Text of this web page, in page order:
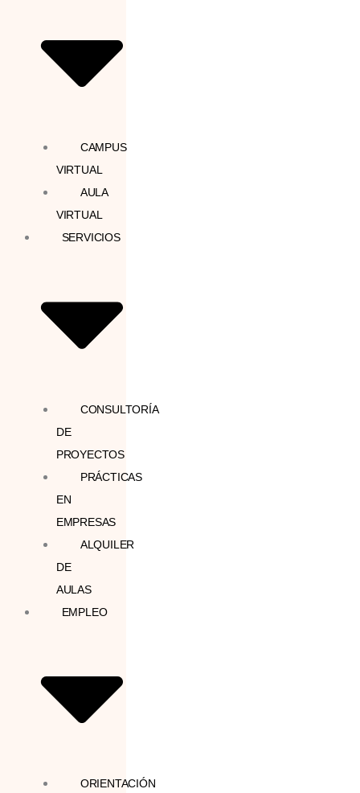
CAMPUS
VIRTUAL
AULA
VIRTUAL
SERVICIOS
CONSULTORÍA
DE
PROYECTOS
PRÁCTICAS
EN
EMPRESAS
ALQUILER
DE
AULAS
EMPLEO
ORIENTACIÓN